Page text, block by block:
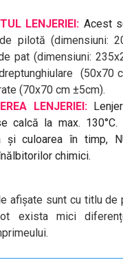
LENJERIEI: Acest
pilotă (dimensiuni:
pat (dimensiuni:
(50x70
(70x70 cm ±5cm).
LENJERIEI:
calcă la max.
și culoarea în timp,
chimici.
afișate sunt cu titlu de
exista mici